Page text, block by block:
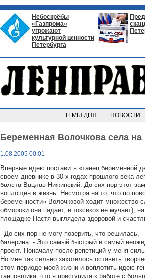
Небоскрёбы
«Газпрома»
угрожают
культурной ценности
Петербурга
ТЕМЫ ДНЯ НОВОСТИ
Беременная Волочкова села на
1.08.2005 00:01
Впервые идею поставить «танец беременной
своем дневнике в 30-х годах прошлого века
балета Вацлав Нижинский. До сих пор этот
воплощен в жизнь. Несмотря на то, что по
беременности» Волочковой ходит множество
обмороки она падает, и токсикоз ее мучает),
площадке Настя выглядела здоровой и
- До сих пор не могу поверить, что решилась, -
балерина. - Это самый быстрый и самый
проект. Поначалу после репетиций у меня
Но мне так сильно захотелось оставить
этом периоде моей жизни и воплотить идею
танцовщика, что я приступила к работе с